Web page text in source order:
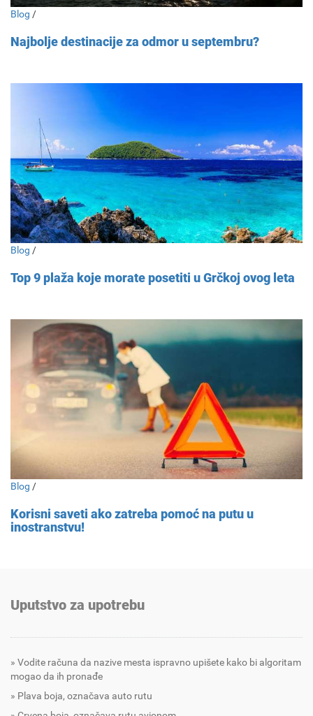
Blog /
Najbolje destinacije za odmor u septembru?
Blog /
Top 9 plaža koje morate posetiti u Grčkoj ovog leta
Blog /
Korisni saveti ako zatreba pomoć na putu u
inostranstvu!
Uputstvo za upotrebu
Vodite računa da nazive mesta ispravno upišete kako bi algoritam
mogao da ih pronađe
Plava boja, označava auto rutu